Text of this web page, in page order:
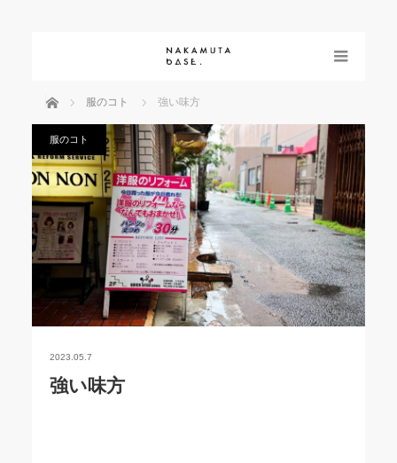
ホーム 服のコト 強い味方
服のコト
2023.05.7
強い味方